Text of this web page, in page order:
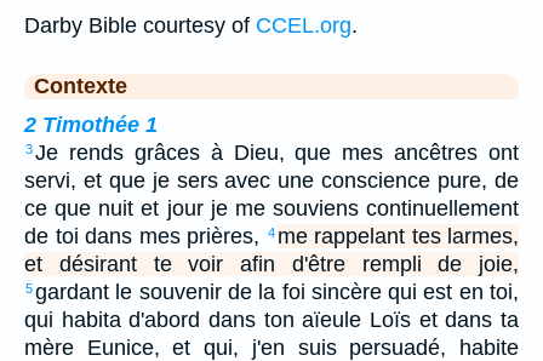
Darby Bible courtesy of CCEL.org.
Contexte
2 Timothée 1
3Je rends grâces à Dieu, que mes ancêtres ont
servi, et que je sers avec une conscience pure, de
ce que nuit et jour je me souviens continuellement
de toi dans mes prières,
4 me rappelant tes larmes,
et désirant te voir afin d'être rempli de joie,
5gardant le souvenir de la foi sincère qui est en toi,
qui habita d'abord dans ton aïeule Loïs et dans ta
mère Eunice, et qui, j'en suis persuadé, habite